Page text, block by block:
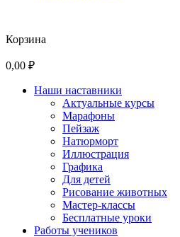
Корзина
0,00 ₽
Наши наставники
Актуальные курсы
Марафоны
Пейзаж
Натюрморт
Иллюстрация
Графика
Для детей
Рисование животных
Мастер-классы
Бесплатные уроки
Работы учеников